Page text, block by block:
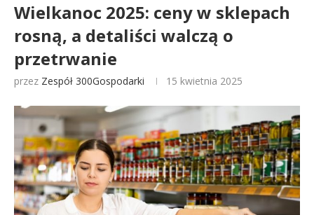
Wielkanoc 2025: ceny w sklepach
rosną, a detaliści walczą o
przetrwanie
przez Zespół 300Gospodarki 15 kwietnia 2025